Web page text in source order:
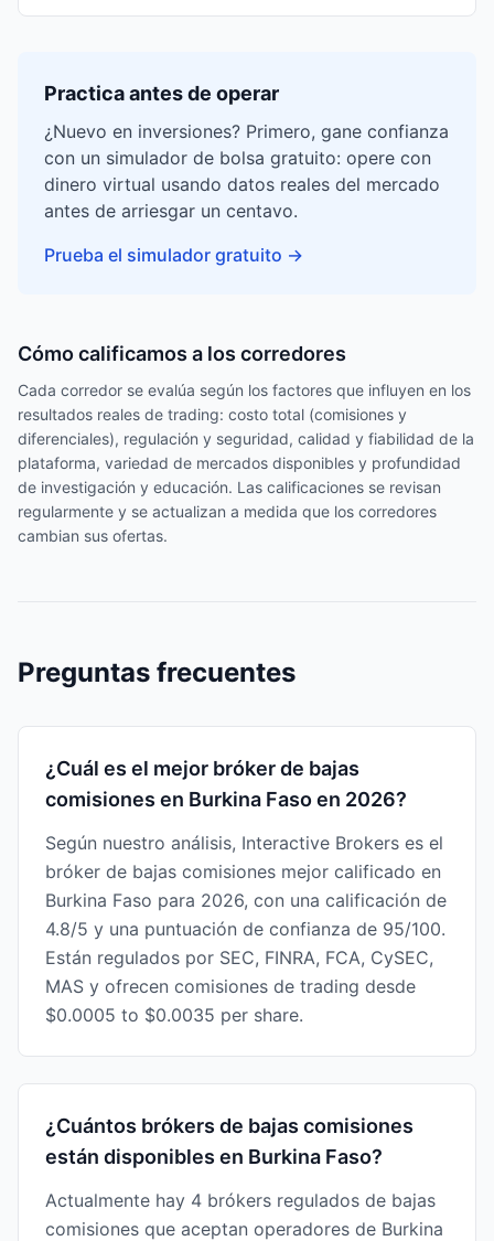
Practica antes de operar
¿Nuevo en inversiones? Primero, gane confianza
con un simulador de bolsa gratuito: opere con
dinero virtual usando datos reales del mercado
antes de arriesgar un centavo.
Prueba el simulador gratuito →
Cómo calificamos a los corredores
Cada corredor se evalúa según los factores que influyen en los
resultados reales de trading: costo total (comisiones y
diferenciales), regulación y seguridad, calidad y fiabilidad de la
plataforma, variedad de mercados disponibles y profundidad
de investigación y educación. Las calificaciones se revisan
regularmente y se actualizan a medida que los corredores
cambian sus ofertas.
Preguntas frecuentes
¿Cuál es el mejor bróker de bajas
comisiones en Burkina Faso en 2026?
Según nuestro análisis, Interactive Brokers es el
bróker de bajas comisiones mejor calificado en
Burkina Faso para 2026, con una calificación de
4.8/5 y una puntuación de confianza de 95/100.
Están regulados por SEC, FINRA, FCA, CySEC,
MAS y ofrecen comisiones de trading desde
$0.0005 to $0.0035 per share.
¿Cuántos brókers de bajas comisiones
están disponibles en Burkina Faso?
Actualmente hay 4 brókers regulados de bajas
comisiones que aceptan operadores de Burkina